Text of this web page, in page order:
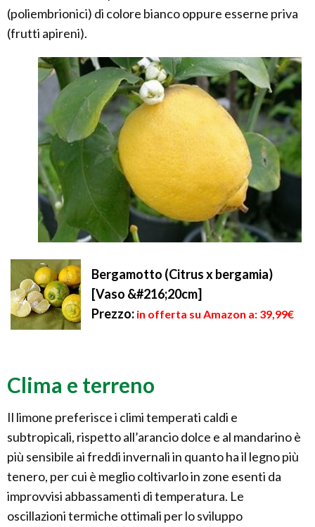
(poliembrionici) di colore bianco oppure esserne priva
(frutti apireni).
Bergamotto (Citrus x bergamia)
[Vaso &#216;20cm]
Prezzo: in offerta su Amazon a: 39,99€
Clima e terreno
Il limone preferisce i climi temperati caldi e
subtropicali, rispetto all’arancio dolce e al mandarino è
più sensibile ai freddi invernali in quanto ha il legno più
tenero, per cui è meglio coltivarlo in zone esenti da
improvvisi abbassamenti di temperatura. Le
oscillazioni termiche ottimali per lo sviluppo